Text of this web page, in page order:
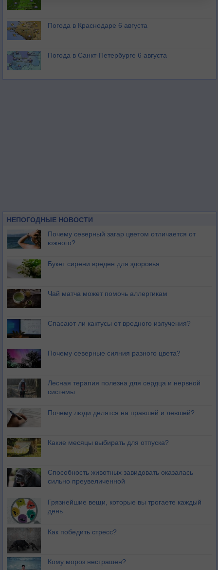
Погода в Краснодаре 6 августа
Погода в Санкт-Петербурге 6 августа
НЕПОГОДНЫЕ НОВОСТИ
Почему северный загар цветом отличается от
южного?
Букет сирени вреден для здоровья
Чай матча может помочь аллергикам
Спасают ли кактусы от вредного излучения?
Почему северные сияния разного цвета?
Лесная терапия полезна для сердца и нервной
системы
Почему люди делятся на правшей и левшей?
Какие месяцы выбирать для отпуска?
Способность животных завидовать оказалась
сильно преувеличенной
Грязнейшие вещи, которые вы трогаете каждый
день
Как победить стресс?
Кому мороз нестрашен?